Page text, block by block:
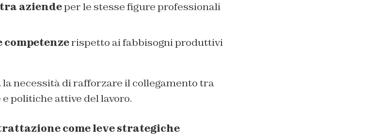
aziendeper le stesse figure professionali
rispetto ai fabbisogni produttivi
necessità di rafforzare il collegamento tra
politiche attive del lavoro.
come leve strategiche